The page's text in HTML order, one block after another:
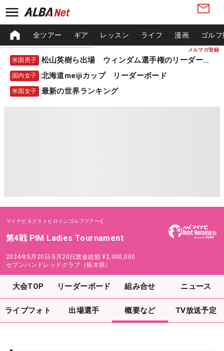
メルマガ登録
全ツアー ギア レッスン ライフ 漫画 ゴル
米国男子 松山英樹ら出場 ウィンダム選手権のリーダーボード
国内女子 北海道meijiカップ リーダーボード
米国女子 最新の世界ランキング
マイナビネクストヒロインゴルフツアー
第4戦 PIM Ladies Tournament
2024年5月20日-5月20日賞金総額 ¥2,000,000
セブンハンドレッドクラブ（栃木県）
大会TOP リーダーボード 組み合せ ニュース
ライブフォト 出場選手 概要など TV放送予定